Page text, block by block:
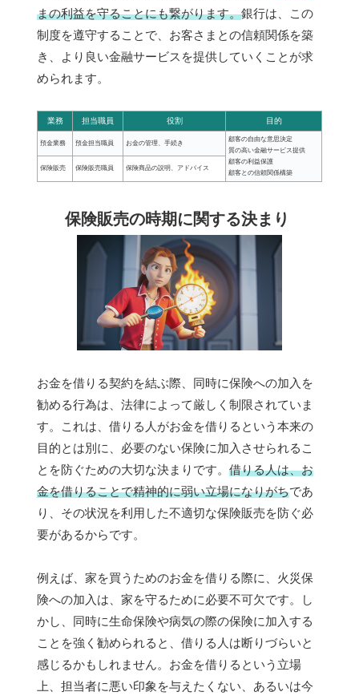
まの利益を守ることにも繋がります。銀行は、この
制度を遵守することで、お客さまとの信頼関係を築
き、より良い金融サービスを提供していくことが求
められます。
業務 担当職員 役割 目的
預金業務 預金担当職員 お金の管理、手続き
顧客の自由な意思決定
質の高い金融サービス提供
顧客の利益保護
顧客との信頼関係構築
保険販売 保険販売職員 保険商品の説明、アドバイス
保険販売の時期に関する決まり
お金を借りる契約を結ぶ際、同時に保険への加入を
勧める行為は、法律によって厳しく制限されていま
す。これは、借りる人がお金を借りるという本来の
目的とは別に、必要のない保険に加入させられるこ
とを防ぐための大切な決まりです。 借りる人は、お
金を借りることで精神的に弱い立場になりがちであ
り、その状況を利用した不適切な保険販売を防ぐ必
要があるからです。
例えば、家を買うためのお金を借りる際に、火災保
険への加入は、家を守るために必要不可欠です。し
かし、同時に生命保険や病気の際の保険に加入する
ことを強く勧められると、借りる人は断りづらいと
感じるかもしれません。お金を借りるという立場
上、担当者に悪い印象を与えたくない、あるいは今